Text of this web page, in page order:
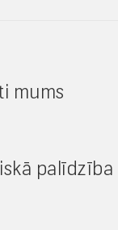
mums
palīdzība